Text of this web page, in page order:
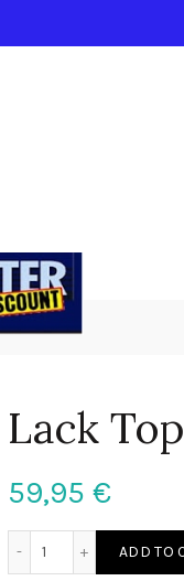
Lack
59,95 €
ADD TO